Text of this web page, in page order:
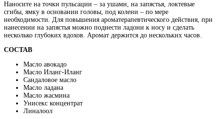
Наносите на точки пульсации – за ушами, на запястья, локтевые
сгибы, ямку в основании головы, под колени – по мере
необходимости. Для повышения ароматерапевтического действия, при
нанесении на запястья можно поднести ладони к носу и сделать
несколько глубоких вдохов. Аромат держится до нескольких часов.
СОСТАВ
Масло авокадо
Масло Иланг-Иланг
Сандаловое масло
Масло ладана
Масло жасмина
Унисекс концентрат
Линалоол